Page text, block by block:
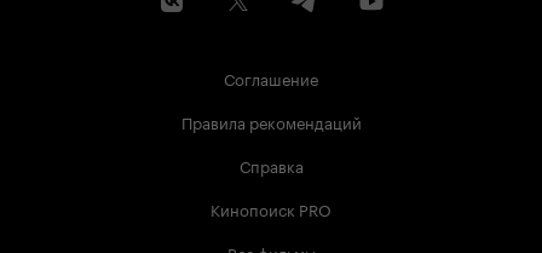
Соглашение
Правила рекомендаций
Справка
Кинопоиск PRO